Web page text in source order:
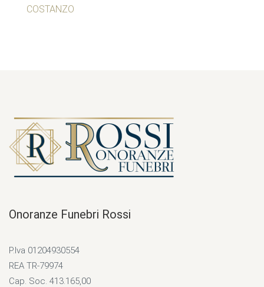
COSTANZO
Onoranze Funebri Rossi
P.Iva 01204930554
REA TR-79974
Cap. Soc. 413.165,00